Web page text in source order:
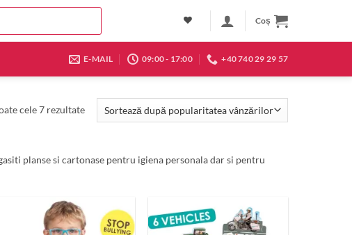
Coș
E-MAIL 09:00 - 17:00 +40 740 29 29 57
cele 7 rezultateSortat
după
planse si cartonase pentru igiena personala dar si pentru